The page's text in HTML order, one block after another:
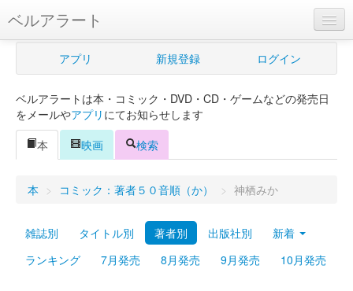
ベルアラート
ベルアラートとは
新規登録
ログイン
Myシェルフ
プレミアム
アプリ 新規登録 ログイン
ベルアラートは本・コミック・DVD・CD・ゲームなどの発売日
をメールやアプリ にてお知らせします
本
映画 検索
本 > コミック：著者５０音順（か） > 神栖みか
雑誌別 タイトル別 著者別 出版社別
新着
ランキング
7月発売 8月発売 9月発売 10月発売